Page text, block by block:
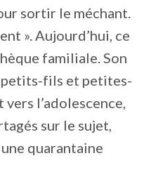
sortir le méchant.
». Aujourd’hui, ce
familiale. Son
petits-fils et petites-
l’adolescence,
sur le sujet,
quarantaine